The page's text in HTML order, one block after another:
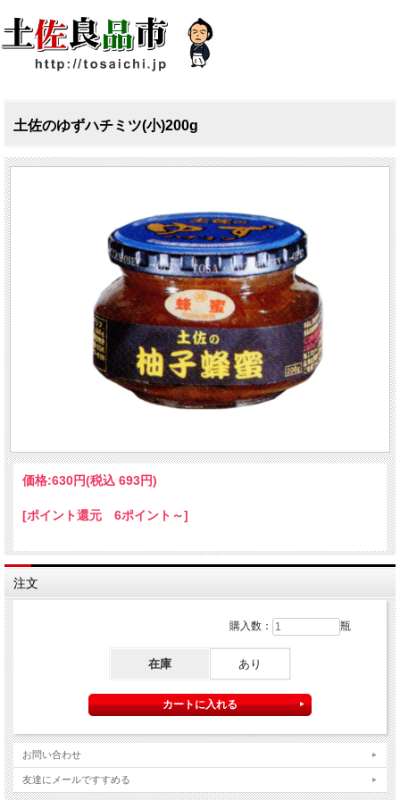
土佐のゆずハチミツ(小)200g
価格:630円(税込 693円)
[ポイント還元 6ポイント～]
注文
購入数： 瓶
在庫 あり
お問い合わせ
友達にメールですすめる